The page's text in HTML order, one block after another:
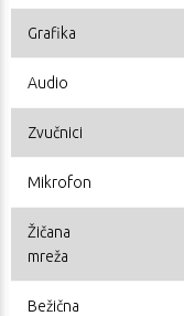
Grafika
Audio
Zvučnici
Mikrofon
Žičana
mreža
Bežična